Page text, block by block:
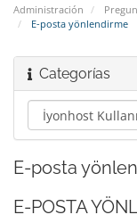
Administración
E-posta yönlendirme
Categorías
E-posta
E-POSTA